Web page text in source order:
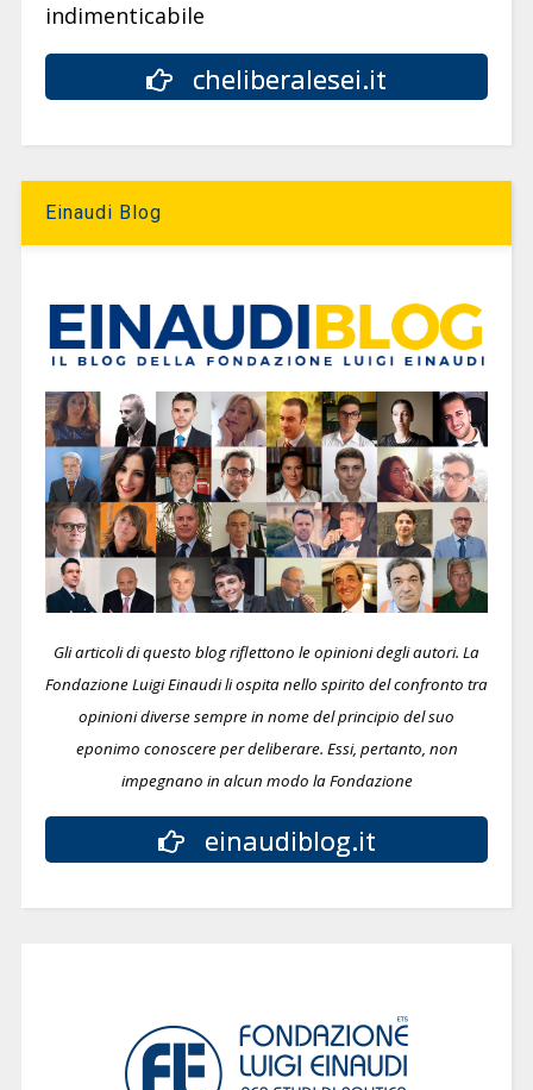
indimenticabile
cheliberalesei.it
Einaudi Blog
Gli articoli di questo blog riflettono le opinioni degli autori. La
Fondazione Luigi Einaudi li ospita nello spirito del confronto tra
opinioni diverse sempre in nome del principio del suo
eponimo conoscere per deliberare. Essi, pertanto, non
impegnano in alcun modo la Fondazione
einaudiblog.it